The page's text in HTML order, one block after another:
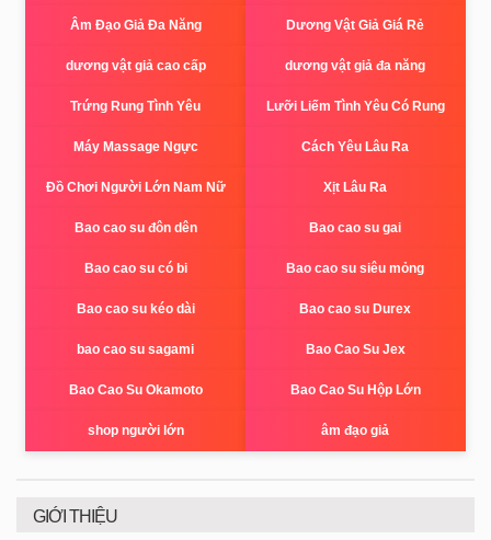
Âm Đạo Giả Đa Năng Dương Vật Giả Giá Rẻ
dương vật giả cao cấp dương vật giả đa năng
Trứng Rung Tình Yêu Lưỡi Liếm Tình Yêu Có Rung
Máy Massage Ngực Cách Yêu Lâu Ra
Đồ Chơi Người Lớn Nam Nữ Xịt Lâu Ra
Bao cao su đôn dên Bao cao su gai
Bao cao su có bi Bao cao su siêu mỏng
Bao cao su kéo dài Bao cao su Durex
bao cao su sagami Bao Cao Su Jex
Bao Cao Su Okamoto Bao Cao Su Hộp Lớn
shop người lớn âm đạo giả
GIỚI THIỆU